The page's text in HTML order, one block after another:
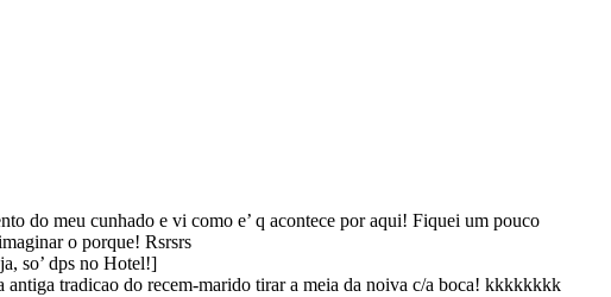
do meu cunhado e vi como e’ q acontece por aqui! Fiquei um pouco
o porque! Rsrsrs
so’ dps no Hotel!]
tradicao do recem-marido tirar a meia da noiva c/a boca! kkkkkkkk